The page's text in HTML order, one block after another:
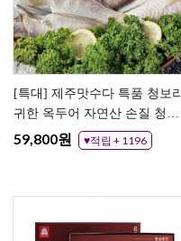
[특대] 제주맛수다 특품 청보리
귀한 옥두어 자연산 손질 청보
리 옥두어 5팩
59,800원 ♥적립 + 1196